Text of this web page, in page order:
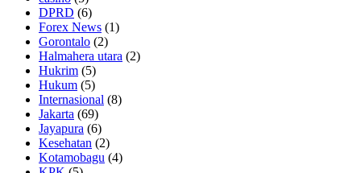
DPRD (6)
Forex News (1)
Gorontalo (2)
Halmahera utara (2)
Hukrim (5)
Hukum (5)
Internasional (8)
Jakarta (69)
Jayapura (6)
Kesehatan (2)
Kotamobagu (4)